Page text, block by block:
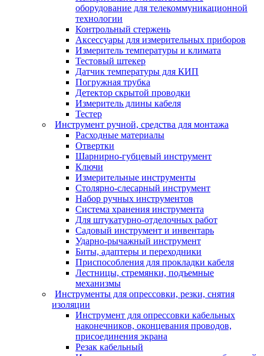
оборудование для телекоммуникационной
технологии
Контрольный стержень
Аксессуары для измерительных приборов
Измеритель температуры и климата
Тестовый штекер
Датчик температуры для КИП
Погружная трубка
Детектор скрытой проводки
Измеритель длины кабеля
Тестер
Инструмент ручной, средства для монтажа
Расходные материалы
Отвертки
Шарнирно-губцевый инструмент
Ключи
Измерительные инструменты
Столярно-слесарный инструмент
Набор ручных инструментов
Система хранения инструмента
Для штукатурно-отделочных работ
Садовый инструмент и инвентарь
Ударно-рычажный инструмент
Биты, адаптеры и переходники
Приспособления для прокладки кабеля
Лестницы, стремянки, подъемные
механизмы
Инструменты для опрессовки, резки, снятия
изоляции
Инструмент для опрессовки кабельных
наконечников, оконцевания проводов,
присоединения экрана
Резак кабельный